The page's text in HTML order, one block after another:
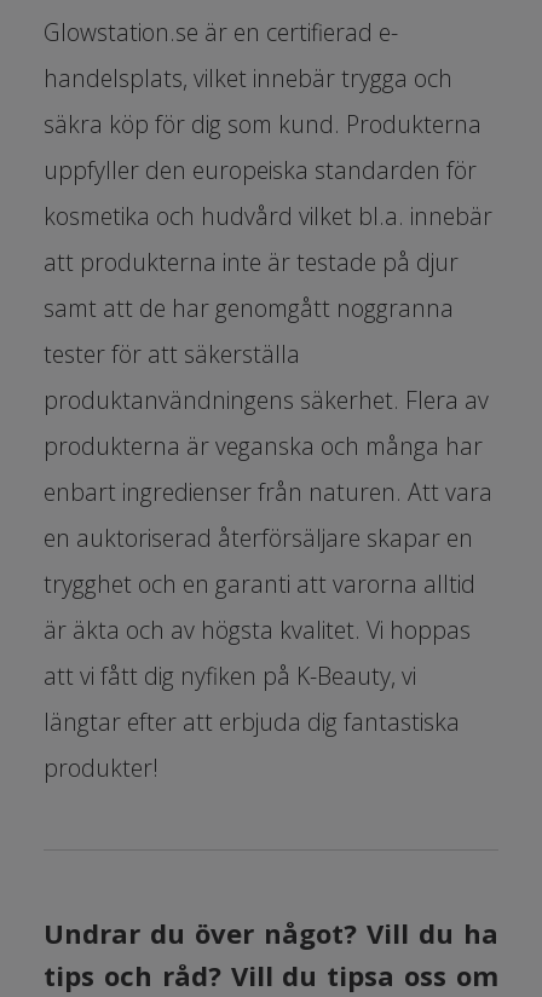
Glowstation.se är en certifierad e-
handelsplats, vilket innebär trygga och
säkra köp för dig som kund. Produkterna
uppfyller den europeiska standarden för
kosmetika och hudvård vilket bl.a. innebär
att produkterna inte är testade på djur
samt att de har genomgått noggranna
tester för att säkerställa
produktanvändningens säkerhet. Flera av
produkterna är veganska och många har
enbart ingredienser från naturen. Att vara
en auktoriserad återförsäljare skapar en
trygghet och en garanti att varorna alltid
är äkta och av högsta kvalitet. Vi hoppas
att vi fått dig nyfiken på K-Beauty, vi
längtar efter att erbjuda dig fantastiska
produkter!
Undrar du över något? Vill du ha
tips och råd? Vill du tipsa oss om